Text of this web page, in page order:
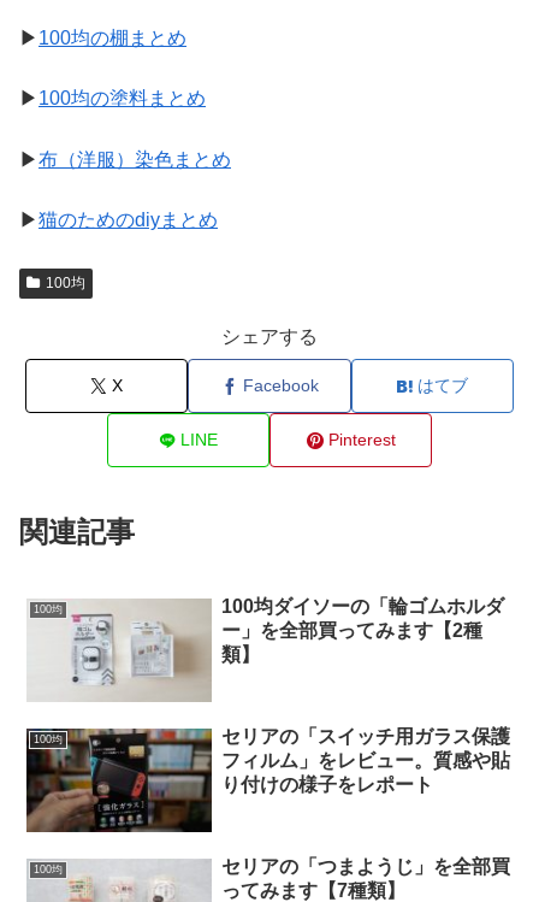
▶ 100均の棚まとめ
▶ 100均の塗料まとめ
▶布（洋服）染色まとめ
▶猫のためのdiyまとめ
100均
シェアする
X Facebook はてブ
LINE Pinterest
関連記事
100均
100均ダイソーの「輪ゴムホルダ
ー」を全部買ってみます【2種
類】
100均
セリアの「スイッチ用ガラス保護
フィルム」をレビュー。質感や貼
り付けの様子をレポート
100均
セリアの「つまようじ」を全部買
ってみます【7種類】